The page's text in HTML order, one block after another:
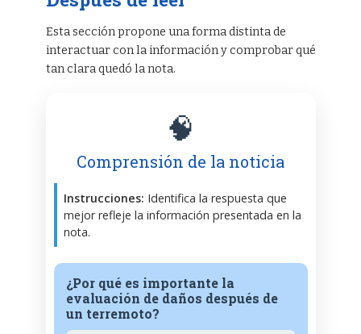
Esta sección propone una forma distinta de
interactuar con la información y comprobar qué
tan clara quedó la nota.
🧠
Comprensión de la noticia
Instrucciones: Identifica la respuesta que
mejor refleje la información presentada en la
nota.
¿Por qué es importante la
evaluación de daños después de
un terremoto?